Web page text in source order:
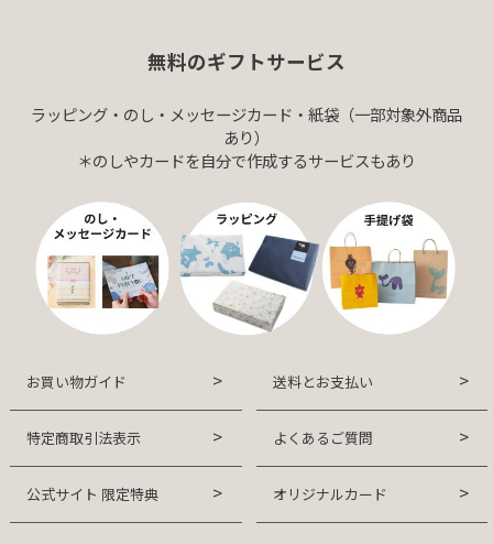
無料のギフトサービス
ラッピング・のし・メッセージカード・紙袋（一部対象外商品
あり）
＊のしやカードを自分で作成するサービスもあり
お買い物ガイド 送料とお支払い
特定商取引法表示 よくあるご質問
公式サイト 限定特典 オリジナルカード